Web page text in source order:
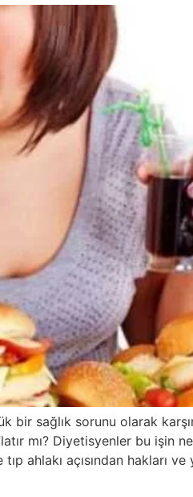
sağlık sorunu olarak
mı? Diyetisyenler bu işin
ahlakı açısından hakları